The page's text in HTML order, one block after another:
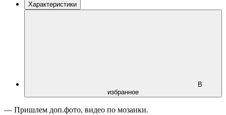
Характеристики
В
избранное
— Пришлем доп.фото, видео по мозаики.